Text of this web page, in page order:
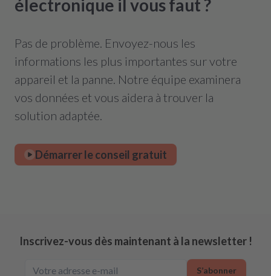
électronique il vous faut ?
Pas de problème. Envoyez-nous les
informations les plus importantes sur votre
appareil et la panne. Notre équipe examinera
vos données et vous aidera à trouver la
solution adaptée.
Démarrer le conseil gratuit
Inscrivez-vous dès maintenant à la newsletter !
S’abonner